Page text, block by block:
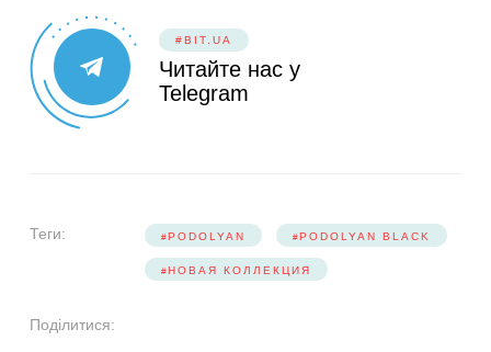
#BIT.UA
Читайте нас у
Telegram
Теги: PODOLYAN PODOLYAN BLACK
НОВАЯ КОЛЛЕКЦИЯ
Поділитися: